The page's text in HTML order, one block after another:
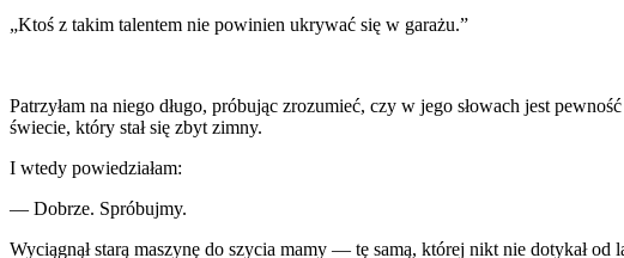
„Ktoś z takim talentem nie powinien ukrywać się w garażu.”
Patrzyłam na niego długo, próbując zrozumieć, czy w jego słowach jest
świecie, który stał się zbyt zimny.
I wtedy powiedziałam:
— Dobrze. Spróbujmy.
Wyciągnął starą maszynę do szycia mamy — tę samą, której nikt nie dotykał